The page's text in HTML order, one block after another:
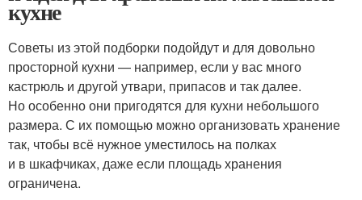
кухне
Советы из этой подборки подойдут и для довольно
просторной кухни — например, если у вас много
кастрюль и другой утвари, припасов и так далее.
Но особенно они пригодятся для кухни небольшого
размера. С их помощью можно организовать хранение
так, чтобы всё нужное уместилось на полках
и в шкафчиках, даже если площадь хранения
ограничена.